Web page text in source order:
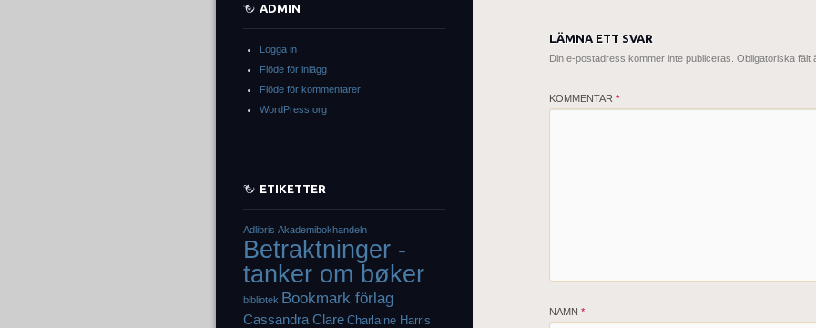
LÄMNA ETT SVAR
Din e-postadress kommer inte publiceras. Obligatoriska fält
KOMMENTAR *
NAMN *
ADMIN
Logga in
Flöde för inlägg
Flöde för kommentarer
WordPress.org
ETIKETTER
Adlibris Akademibokhandeln
Betraktninger -
tanker om bøker
bibliotek Bookmark förlag
Cassandra Clare Charlaine Harris